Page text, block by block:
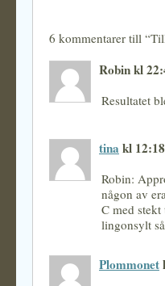
6 kommentarer till
Robin kl
Resultatet
tina kl
Robin:
någon av
C med
lingonsylt
Plommonet